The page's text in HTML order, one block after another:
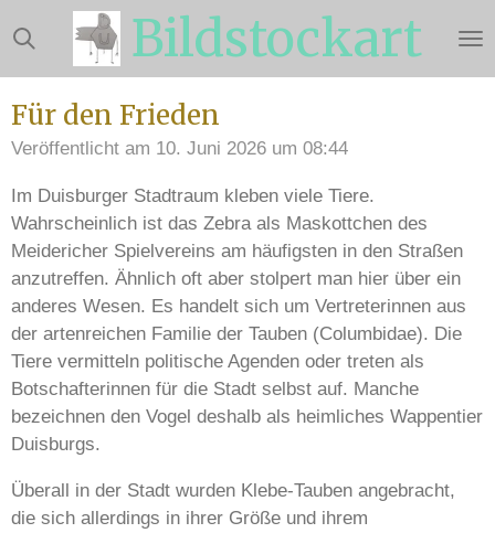
Zum
Hauptinhalt
springen
Bildstockart
Für den Frieden
Veröffentlicht am 10. Juni 2026 um 08:44
Im Duisburger Stadtraum kleben viele Tiere.
Wahrscheinlich ist das Zebra als Maskottchen des
Meidericher Spielvereins am häufigsten in den Straßen
anzutreffen. Ähnlich oft aber stolpert man hier über ein
anderes Wesen. Es handelt sich um Vertreterinnen aus
der artenreichen Familie der Tauben (Columbidae). Die
Tiere vermitteln politische Agenden oder treten als
Botschafterinnen für die Stadt selbst auf. Manche
bezeichnen den Vogel deshalb als heimliches Wappentier
Duisburgs.
Überall in der Stadt wurden Klebe-Tauben angebracht,
die sich allerdings in ihrer Größe und ihrem